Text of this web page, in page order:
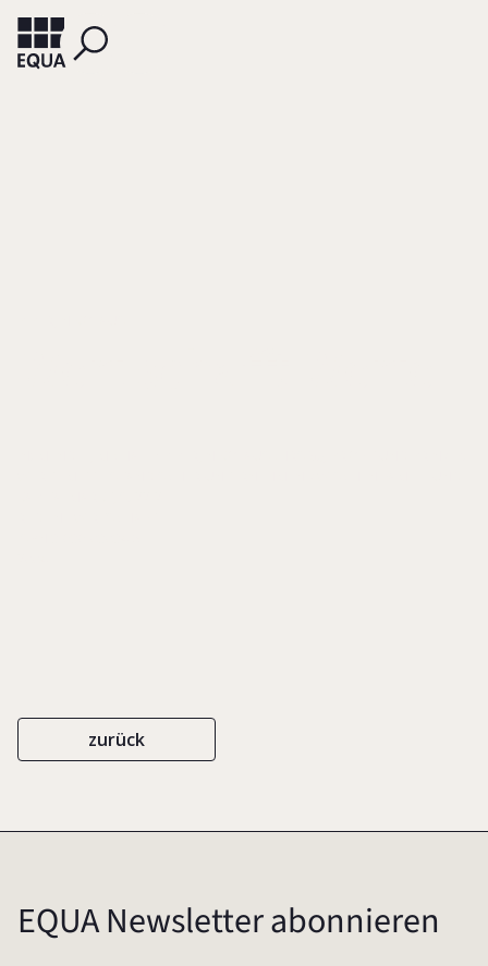
zurück
EQUA Newsletter abonnieren